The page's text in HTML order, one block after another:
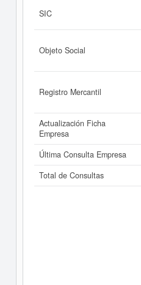
SIC
Objeto Social
Registro Mercantil
Actualización Ficha
Empresa
Última Consulta Empresa
Total de Consultas